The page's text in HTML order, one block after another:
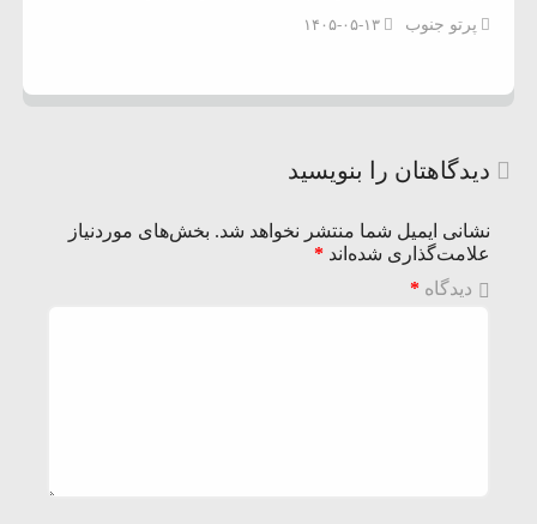
پرتو جنوب ۱۴۰۵-۰۵-۱۳
دیدگاهتان را بنویسید
نشانی ایمیل شما منتشر نخواهد شد. بخش‌های موردنیاز
علامت‌گذاری شده‌اند *
دیدگاه *